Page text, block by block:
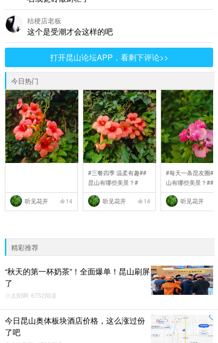
桔梗店老板
这个是受潮才会这样的吧
打开昆山论坛APP，看剩下评论>>
今日热门
听见花开 14
#三餐四季 温柔有趣##
昆山有哪些美景？#
听见花开 14
#每天一条昆友圈
山有哪些美景？##
..
听见花开
精彩推荐
“秋天的第一杯奶茶”！全面爆单！昆山刷屏
了
小太阳啊 6752阅读
今日昆山奥体板块酒店价格，这么涨过份
了吧